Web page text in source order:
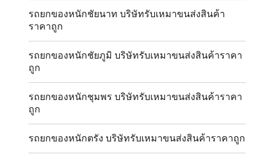
รถยกของหนักชัยนาท บริษัทรับเหมาขนส่งสินค้า
ราคาถูก
รถยกของหนักชัยภูมิ บริษัทรับเหมาขนส่งสินค้าราคา
ถูก
รถยกของหนักชุมพร บริษัทรับเหมาขนส่งสินค้าราคา
ถูก
รถยกของหนักตรัง บริษัทรับเหมาขนส่งสินค้าราคาถูก